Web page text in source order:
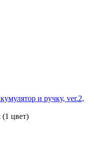
и ручку, ver.2,
цвет)